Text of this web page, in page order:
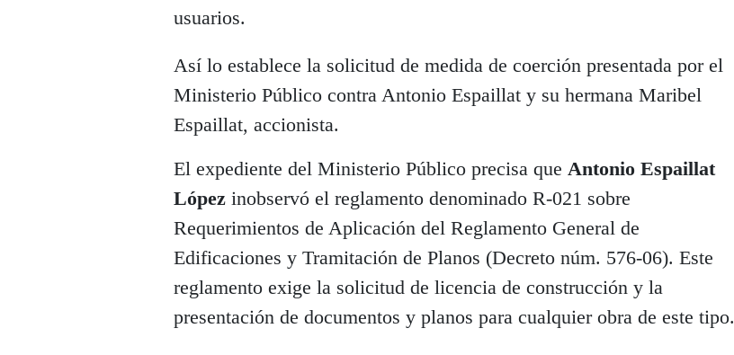
usuarios.
Así lo establece la solicitud de medida de coerción presentada por el
Ministerio Público contra Antonio Espaillat y su hermana Maribel
Espaillat, accionista.
El expediente del Ministerio Público precisa que Antonio Espaillat
López inobservó el reglamento denominado R-021 sobre
Requerimientos de Aplicación del Reglamento General de
Edificaciones y Tramitación de Planos (Decreto núm. 576-06). Este
reglamento exige la solicitud de licencia de construcción y la
presentación de documentos y planos para cualquier obra de este tipo.